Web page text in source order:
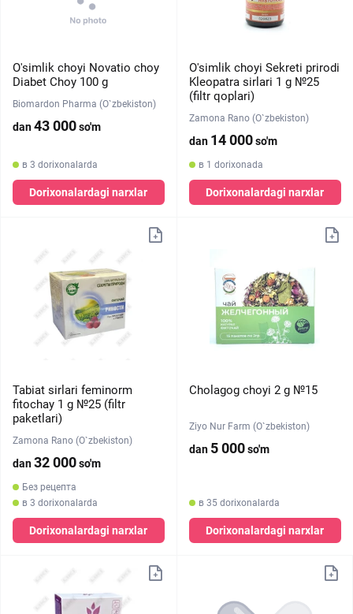
O'simlik choyi Novatio choy
Diabet Choy 100 g
Biomardon Pharma (O`zbekiston)
dan43 000so'm
в 3 dorixonalarda
Dorixonalardagi narxlar
O'simlik choyi Sekreti prirodi
Kleopatra sirlari 1 g №25
(filtr qoplari)
Zamona Rano (O`zbekiston)
dan 14 000so'm
в 1 dorixonada
Dorixonalardagi narxlar
Tabiat sirlari feminorm
fitochay 1 g №25 (filtr
paketlari)
Zamona Rano (O`zbekiston)
dan32 000so'm
Без рецепта
в 3 dorixonalarda
Dorixonalardagi narxlar
Cholagog choyi 2 g №15
Ziyo Nur Farm (O`zbekiston)
dan 5 000so'm
в 35 dorixonalarda
Dorixonalardagi narxlar